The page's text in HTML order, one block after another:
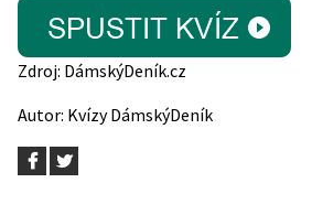
Zdroj: DámskýDeník.cz
Autor: Kvízy DámskýDeník